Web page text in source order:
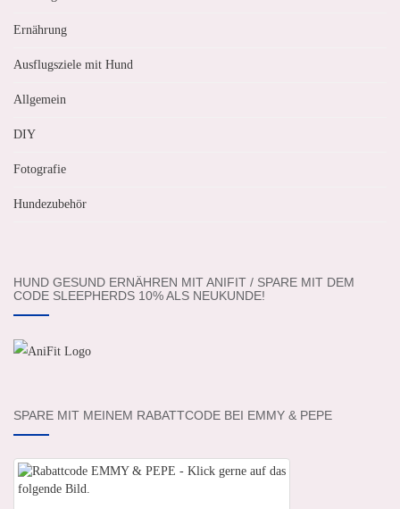
Ernährung
Ausflugsziele mit Hund
Allgemein
DIY
Fotografie
Hundezubehör
HUND GESUND ERNÄHREN MIT ANIFIT / SPARE MIT DEM
CODE SLEEPHERDS 10% ALS NEUKUNDE!
SPARE MIT MEINEM RABATTCODE BEI EMMY & PEPE